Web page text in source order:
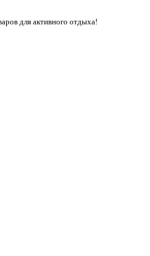
для активного отдыха!